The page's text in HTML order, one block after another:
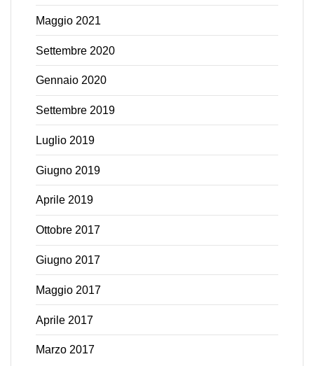
Maggio 2021
Settembre 2020
Gennaio 2020
Settembre 2019
Luglio 2019
Giugno 2019
Aprile 2019
Ottobre 2017
Giugno 2017
Maggio 2017
Aprile 2017
Marzo 2017